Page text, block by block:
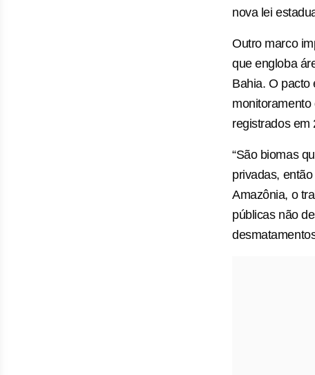
nova lei
Outro marco
que engloba
Bahia. O pacto
registrados em
“São biomas
privadas,
Amazônia, o
públicas não